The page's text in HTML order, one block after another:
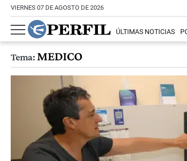
VIERNES 07 DE AGOSTO DE 2026
ÚLTIMAS NOTICIAS
Tema:MEDICO